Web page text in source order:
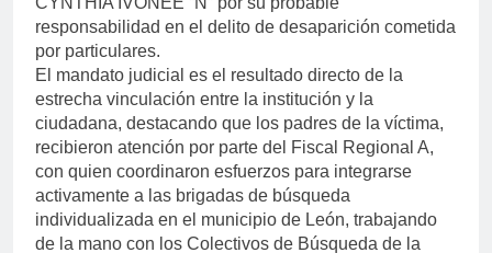
responsabilidad en el delito de desaparición cometida
por particulares.
El mandato judicial es el resultado directo de la
estrecha vinculación entre la institución y la
ciudadana, destacando que los padres de la víctima,
recibieron atención por parte del Fiscal Regional A,
con quien coordinaron esfuerzos para integrarse
activamente a las brigadas de búsqueda
individualizada en el municipio de León, trabajando
de la mano con los Colectivos de Búsqueda de la